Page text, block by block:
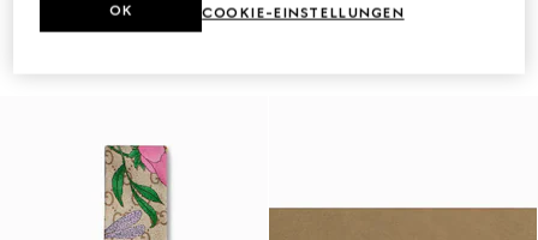
Kleine Gossip Schultertasche
COOKIE-EINSTELLUNGEN
OK